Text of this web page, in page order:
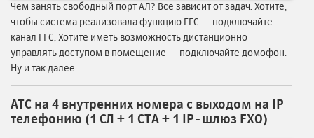
Чем занять свободный порт АЛ? Все зависит от задач. Хотите,
чтобы система реализовала функцию ГГС — подключайте
канал ГГС, Хотите иметь возможность дистанционно
управлять доступом в помещение — подключайте домофон.
Ну и так далее.
АТС на 4 внутренних номера с выходом на IP
телефонию (1 СЛ + 1 СТА + 1 IP-шлюз FXO)